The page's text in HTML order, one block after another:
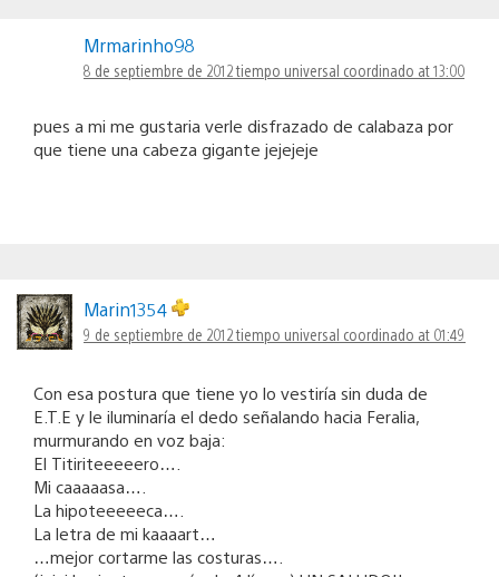
Mrmarinho98
8 de septiembre de 2012 tiempo universal coordinado at 13:00
pues a mi me gustaria verle disfrazado de calabaza por
que tiene una cabeza gigante jejejeje
Marin1354
9 de septiembre de 2012 tiempo universal coordinado at 01:49
Con esa postura que tiene yo lo vestiría sin duda de
E.T.E y le iluminaría el dedo señalando hacia Feralia,
murmurando en voz baja:
El Titiriteeeeero….
Mi caaaaasa….
La hipoteeeeeca….
La letra de mi kaaaart…
…mejor cortarme las costuras….